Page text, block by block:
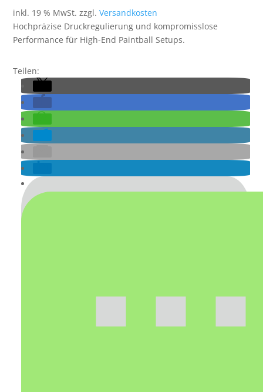
inkl. 19 % MwSt. zzgl.Versandkosten
Hochpräzise Druckregulierung und kompromisslose
Performance für High-End Paintball Setups.
Teilen: